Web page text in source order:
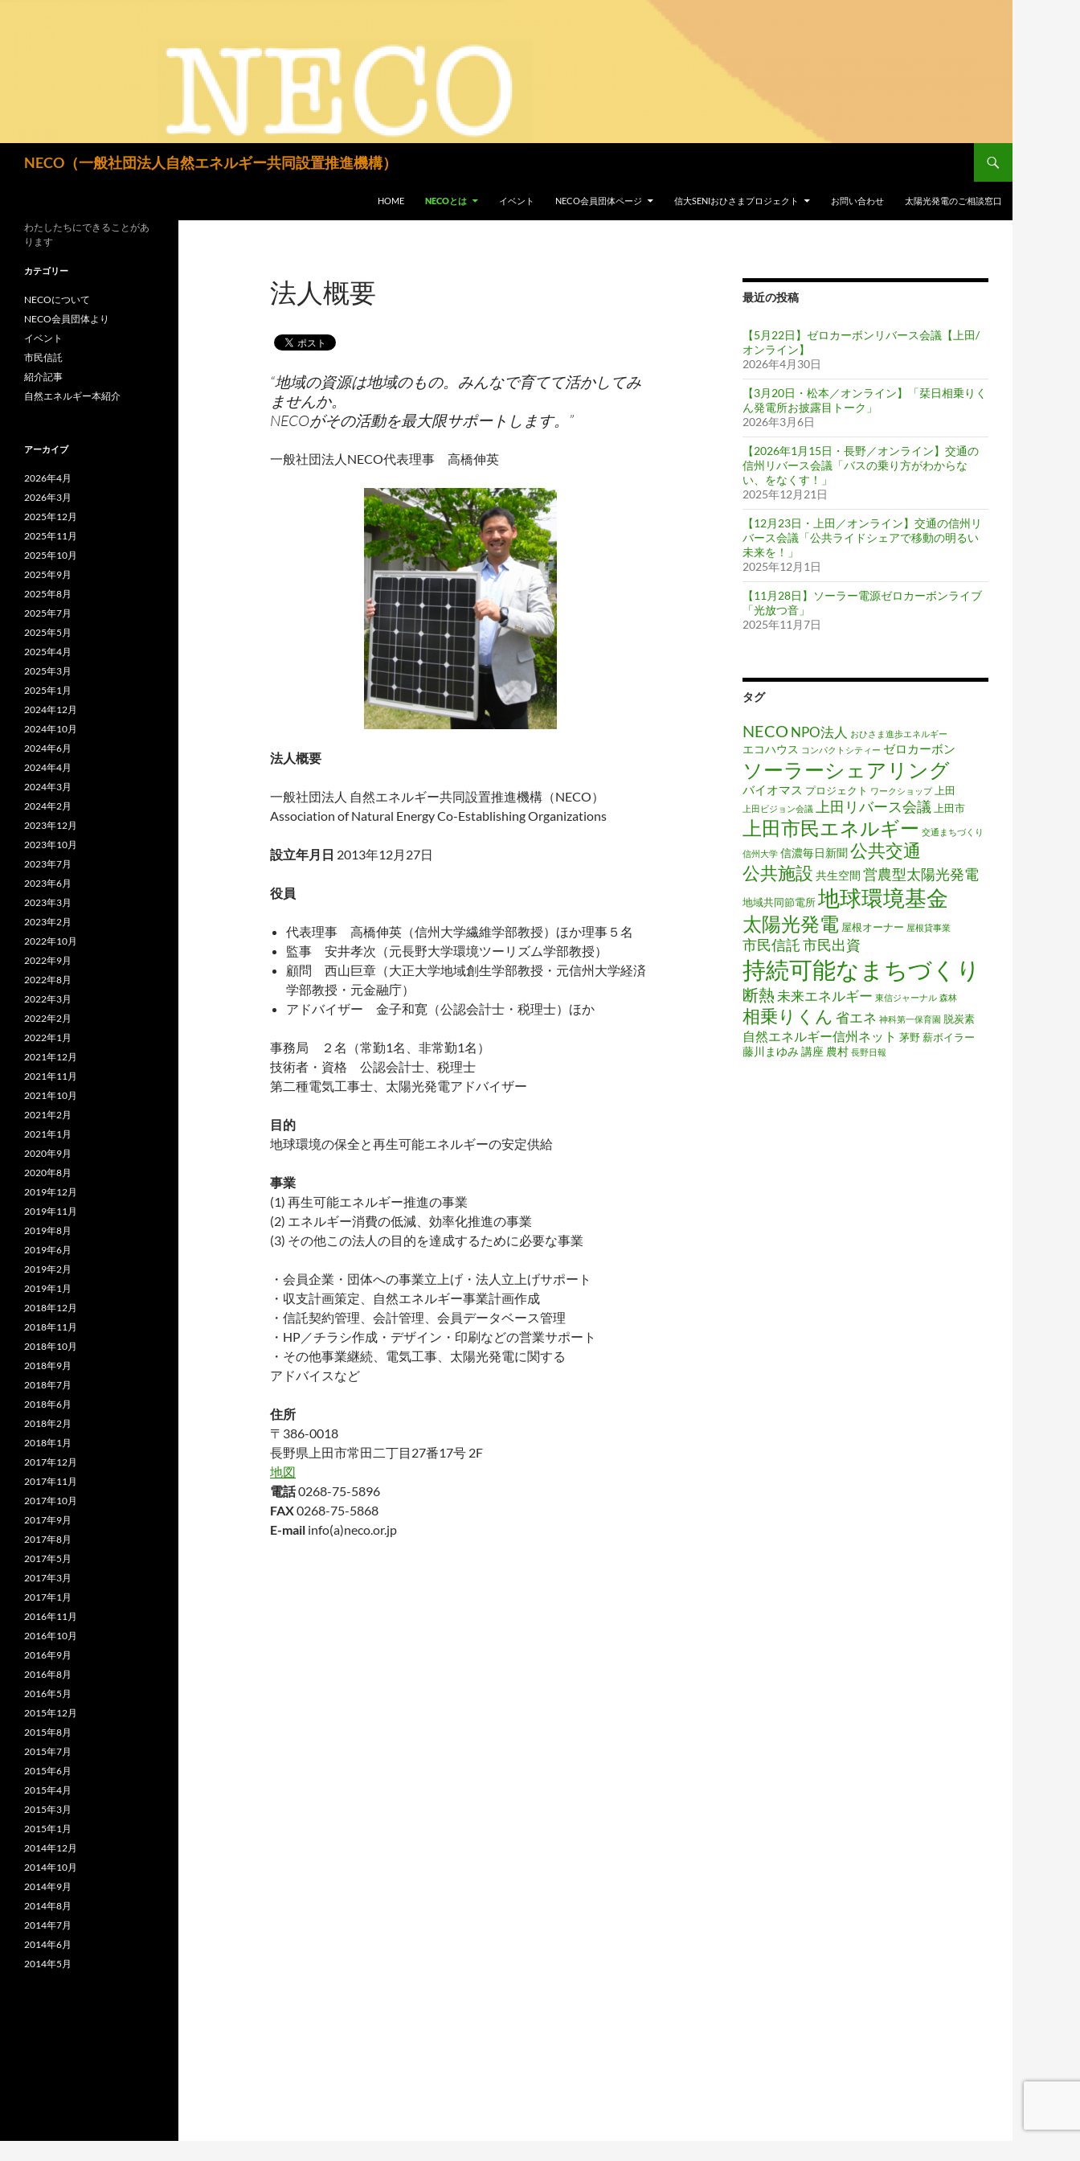
NECO（一般社団法人自然エネルギー共同設置推進機構）
HOME
NECOとは イベント NECO会員団体ページ 信大SENIおひさまプロジェクト お問い合わせ 太陽光発電のご相談窓口
法人概要
“地域の資源は地域のもの。みんなで育てて活かしてみ
ませんか。
NECOがその活動を最大限サポートします。”
一般社団法人NECO代表理事 高橋伸英
法人概要
一般社団法人 自然エネルギー共同設置推進機構（NECO）
Association of Natural Energy Co-Establishing Organizations
設立年月日 2013年12月27日
役員
代表理事 高橋伸英（信州大学繊維学部教授）ほか理事５名
監事 安井孝次（元長野大学環境ツーリズム学部教授）
顧問 西山巨章（大正大学地域創生学部教授・元信州大学経済
学部教授・元金融庁）
アドバイザー 金子和寛（公認会計士・税理士）ほか
事務局 ２名（常勤1名、非常勤1名）
技術者・資格 公認会計士、税理士
第二種電気工事士、太陽光発電アドバイザー
目的
地球環境の保全と再生可能エネルギーの安定供給
事業
(1) 再生可能エネルギー推進の事業
(2) エネルギー消費の低減、効率化推進の事業
(3) その他この法人の目的を達成するために必要な事業
・会員企業・団体への事業立上げ・法人立上げサポート
・収支計画策定、自然エネルギー事業計画作成
・信託契約管理、会計管理、会員データベース管理
・HP／チラシ作成・デザイン・印刷などの営業サポート
・その他事業継続、電気工事、太陽光発電に関する
アドバイスなど
住所
〒386-0018
長野県上田市常田二丁目27番17号 2F
地図
電話0268-75-5896
FAX0268-75-5868
E-mail info(a)neco.or.jp
最近の投稿
【5月22日】ゼロカーボンリバース会議【上田/
オンライン】
2026年4月30日
【3月20日・松本／オンライン】「栞日相乗りく
ん発電所お披露目トーク」
2026年3月6日
【2026年1月15日・長野／オンライン】交通の
信州リバース会議「バスの乗り方がわからな
い、をなくす！」
2025年12月21日
【12月23日・上田／オンライン】交通の信州リ
バース会議「公共ライドシェアで移動の明るい
未来を！」
2025年12月1日
【11月28日】ソーラー電源ゼロカーボンライブ
「光放つ音」
2025年11月7日
タグ
NECO NPO法人 おひさま進歩エネルギー
エコハウス コンパクトシティー ゼロカーボン
ソーラーシェアリング
バイオマス プロジェクト ワークショップ 上田
上田ビジョン会議 上田リバース会議 上田市
上田市民エネルギー 交通まちづくり
信州大学 信濃毎日新聞公共交通
公共施設 共生空間 営農型太陽光発電
地域共同節電所 地球環境基金
太陽光発電 屋根オーナー 屋根貸事業
市民信託市民出資
持続可能なまちづくり
断熱 未来エネルギー 東信ジャーナル 森林
相乗りくん 省エネ 神科第一保育園 脱炭素
自然エネルギー信州ネット 茅野 薪ボイラー
藤川まゆみ 講座 農村 長野日報
わたしたちにできることがあ
ります
カテゴリー
NECOについて
NECO会員団体より
イベント
市民信託
紹介記事
自然エネルギー本紹介
アーカイブ
2026年4月
2026年3月
2025年12月
2025年11月
2025年10月
2025年9月
2025年8月
2025年7月
2025年5月
2025年4月
2025年3月
2025年1月
2024年12月
2024年10月
2024年6月
2024年4月
2024年3月
2024年2月
2023年12月
2023年10月
2023年7月
2023年6月
2023年3月
2023年2月
2022年10月
2022年9月
2022年8月
2022年3月
2022年2月
2022年1月
2021年12月
2021年11月
2021年10月
2021年2月
2021年1月
2020年9月
2020年8月
2019年12月
2019年11月
2019年8月
2019年6月
2019年2月
2019年1月
2018年12月
2018年11月
2018年10月
2018年9月
2018年7月
2018年6月
2018年2月
2018年1月
2017年12月
2017年11月
2017年10月
2017年9月
2017年8月
2017年5月
2017年3月
2017年1月
2016年11月
2016年10月
2016年9月
2016年8月
2016年5月
2015年12月
2015年8月
2015年7月
2015年6月
2015年4月
2015年3月
2015年1月
2014年12月
2014年10月
2014年9月
2014年8月
2014年7月
2014年6月
2014年5月